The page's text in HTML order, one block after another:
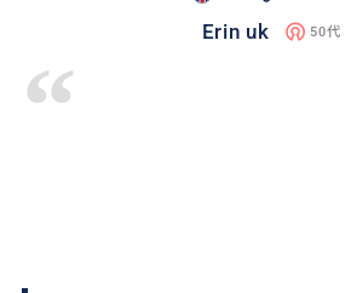
Erin uk 50代
“